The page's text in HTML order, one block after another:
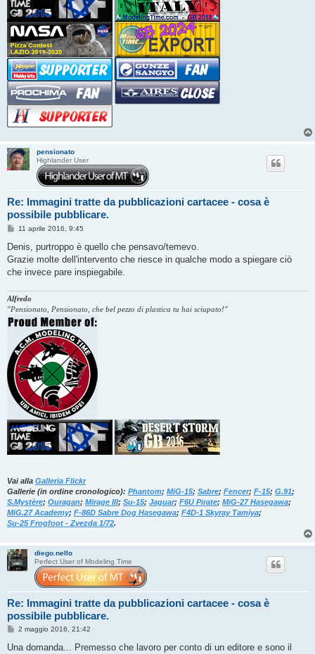
pensionato
Highlander User
Re: Immagini tratte da pubblicazioni cartacee - cosa è
possibile pubblicare.
M
s
a
g
o
11 aprile 2016, 9:45
Denis, purtroppo è quello che pensavo/temevo.
Grazie molte dell'intervento che riesce in qualche modo a spiegare ciò
che invece pare inspiegabile.
Alfredo
"Pensionato, Pensionato, che bel pezzo di plastica tu hai sciupato!"
Vai alla Galleria Flickr
Gallerie (in ordine cronologico): Phantom; MiG-15; Sabre; Fencer; F-15; G.91;
S.Mystère; Ouragan; Mirage III; Su-15; Jaguar; F6U Pirate; MiG-27 Hasegawa;
MiG.27 Academy; F-86D Sabre Dog Hasegawa; F4D-1 Skyray Tamiya;
Su-25 Frogfoot - Zvezda 1/72.
diego.nello
Perfect User of Modeling Time
Re: Immagini tratte da pubblicazioni cartacee - cosa è
possibile pubblicare.
M
s
2 maggio 2016, 21:42
Una domanda... Premesso che lavoro per conto di un editore e sono il